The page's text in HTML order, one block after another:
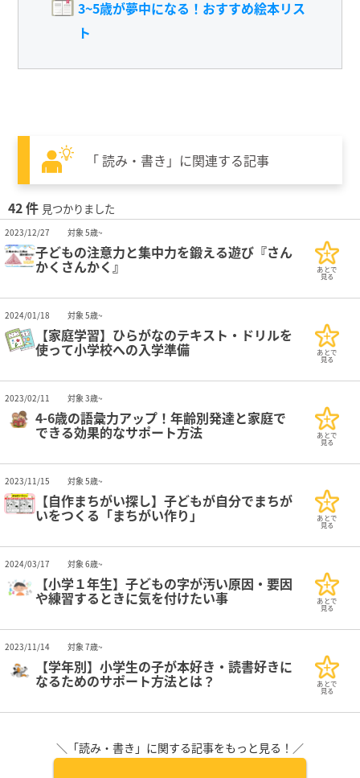
3~5歳が夢中になる！おすすめ絵本リス
ト
「 読み・書き」に関連する記事
42 件 見つかりました
2023/12/27 対象 5歳~
子どもの注意力と集中力を鍛える遊び『さん
かくさんかく』 あとで
見る
2024/01/18 対象 5歳~
【家庭学習】ひらがなのテキスト・ドリルを
使って小学校への入学準備 あとで
見る
2023/02/11 対象 3歳~
4-6歳の語彙力アップ！年齢別発達と家庭で
できる効果的なサポート方法 あとで
見る
2023/11/15 対象 5歳~
【自作まちがい探し】子どもが自分でまちが
いをつくる「まちがい作り」 あとで
見る
2024/03/17 対象 6歳~
【小学１年生】子どもの字が汚い原因・要因
や練習するときに気を付けたい事 あとで
見る
2023/11/14 対象 7歳~
【学年別】小学生の子が本好き・読書好きに
なるためのサポート方法とは？ あとで
見る
＼「読み・書き」に関する記事をもっと見る！／